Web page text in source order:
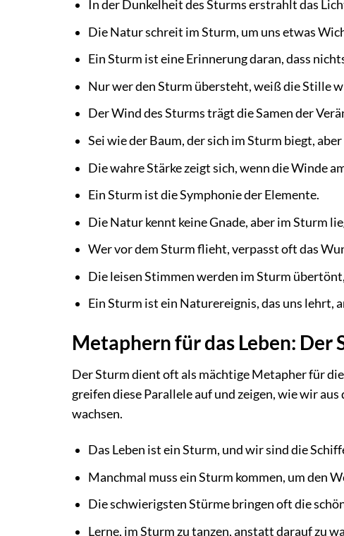
In der Dunkelheit des Sturms erstrahlt das
Die Natur schreit im Sturm, um uns etwas
Ein Sturm ist eine Erinnerung daran, dass
Nur wer den Sturm übersteht, weiß die Stille
Der Wind des Sturms trägt die Samen der
Sei wie der Baum, der sich im Sturm biegt,
Die wahre Stärke zeigt sich, wenn die Winde
Ein Sturm ist die Symphonie der Elemente.
Die Natur kennt keine Gnade, aber im Sturm
Wer vor dem Sturm flieht, verpasst oft das
Die leisen Stimmen werden im Sturm
Ein Sturm ist ein Naturereignis, das uns lehrt,
Metaphern für das Leben: Der
Der Sturm dient oft als mächtige Metapher für
greifen diese Parallele auf und zeigen, wie wir
wachsen.
Das Leben ist ein Sturm, und wir sind die
Manchmal muss ein Sturm kommen, um den
Die schwierigsten Stürme bringen oft die
Lerne, im Sturm zu tanzen, anstatt darauf zu